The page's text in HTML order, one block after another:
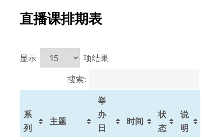
直播课排期表
显示 项结果
搜索:
系
列
主题
举
办
日
时间
状
态
说
明